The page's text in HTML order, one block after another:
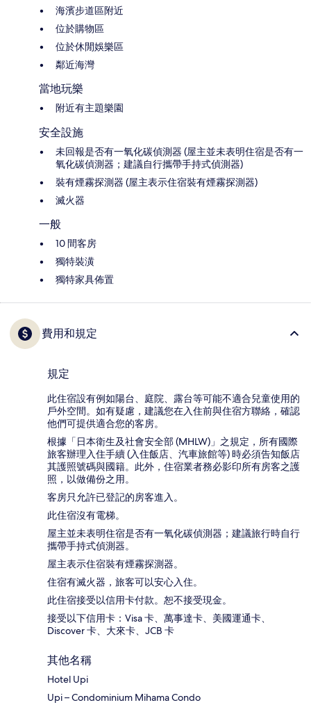
海濱步道區附近
位於購物區
位於休閒娛樂區
鄰近海灣
當地玩樂
附近有主題樂園
安全設施
未回報是否有一氧化碳偵測器 (屋主並未表明住宿是否有一
氧化碳偵測器；建議自行攜帶手持式偵測器)
裝有煙霧探測器 (屋主表示住宿裝有煙霧探測器)
滅火器
一般
10 間客房
獨特裝潢
獨特家具佈置
費用和規定
規定
此住宿設有例如陽台、庭院、露台等可能不適合兒童使用的
戶外空間。如有疑慮，建議您在入住前與住宿方聯絡，確認
他們可提供適合您的客房。
根據「日本衛生及社會安全部 (MHLW)」之規定，所有國際
旅客辦理入住手續 (入住飯店、汽車旅館等) 時必須告知飯店
其護照號碼與國籍。此外，住宿業者務必影印所有房客之護
照，以做備份之用。
客房只允許已登記的房客進入。
此住宿沒有電梯。
屋主並未表明住宿是否有一氧化碳偵測器；建議旅行時自行
攜帶手持式偵測器。
屋主表示住宿裝有煙霧探測器。
住宿有滅火器，旅客可以安心入住。
此住宿接受以信用卡付款。恕不接受現金。
接受以下信用卡：Visa 卡、萬事達卡、美國運通卡、
Discover 卡、大來卡、JCB 卡
其他名稱
Hotel Upi
Upi – Condominium Mihama Condo